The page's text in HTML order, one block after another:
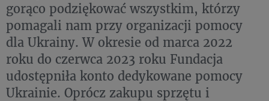
gorąco podziękować wszystkim, którzy
pomagali nam przy organizacji pomocy
dla Ukrainy. W okresie od marca 2022
roku do czerwca 2023 roku Fundacja
udostępniła konto dedykowane pomocy
Ukrainie. Oprócz zakupu sprzętu i